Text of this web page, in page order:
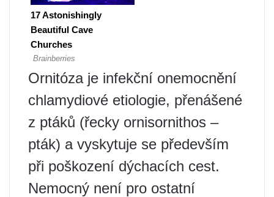
Ornitóza je infekční onemocnění
chlamydiové etiologie, přenášené
z ptáků (řecky ornisornithos –
pták) a vyskytuje se především
při poškození dýchacích cest.
Nemocný není pro ostatní